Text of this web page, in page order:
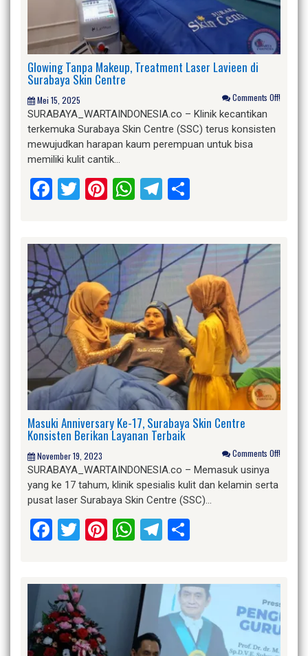
Glowing Tanpa Makeup, Treatment Laser Lavieen di
Surabaya Skin Centre
Mei 15, 2025 Comments Off!
SURABAYA_WARTAINDONESIA.co – Klinik kecantikan
terkemuka Surabaya Skin Centre (SSC) terus konsisten
mewujudkan harapan kaum perempuan untuk bisa
memiliki kulit cantik…
Facebook
Twitter
Pinterest
WhatsApp
Telegram
Masuki Anniversary Ke-17, Surabaya Skin Centre
Konsisten Berikan Layanan Terbaik
November 19, 2023 Comments Off!
SURABAYA_WARTAINDONESIA.co – Memasuk usinya
yang ke 17 tahum, klinik spesialis kulit dan kelamin serta
pusat laser Surabaya Skin Centre (SSC)…
Facebook
Twitter
Pinterest
WhatsApp
Telegram